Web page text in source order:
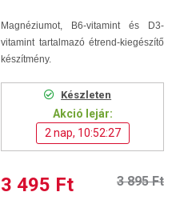
Magnéziumot, B6-vitamint és D3-
vitamint tartalmazó étrend-kiegészítő
készítmény.
Készleten
Akció lejár:
2 nap, 10:52:26
3 495 Ft 3 895 Ft